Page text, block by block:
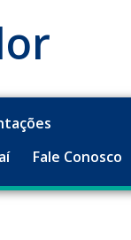
Fale Conosco